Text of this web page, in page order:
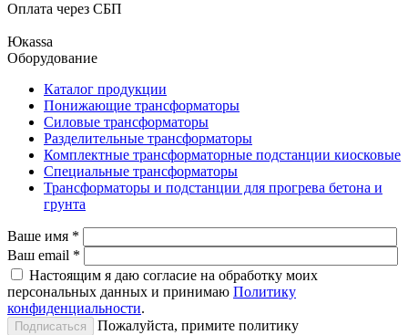
Оплата через СБП
Юкаssа
Оборудование
Каталог продукции
Понижающие трансформаторы
Силовые трансформаторы
Разделительные трансформаторы
Комплектные трансформаторные подстанции киосковые
Специальные трансформаторы
Трансформаторы и подстанции для прогрева бетона и
грунта
Ваше имя *
Ваш email *
Настоящим я даю согласие на обработку моих
персональных данных и принимаю Политику
конфиденциальности.
Пожалуйста, примите политику